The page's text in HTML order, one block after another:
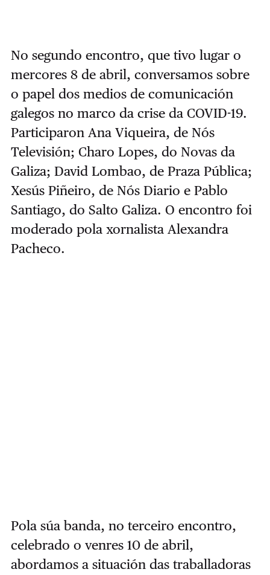
No segundo encontro, que tivo lugar o
mercores 8 de abril, conversamos sobre
o papel dos medios de comunicación
galegos no marco da crise da COVID-19.
Participaron Ana Viqueira, de Nós
Televisión; Charo Lopes, do Novas da
Galiza; David Lombao, de Praza Pública;
Xesús Piñeiro, de Nós Diario e Pablo
Santiago, do Salto Galiza. O encontro foi
moderado pola xornalista Alexandra
Pacheco.
Pola súa banda, no terceiro encontro,
celebrado o venres 10 de abril,
abordamos a situación das traballadoras